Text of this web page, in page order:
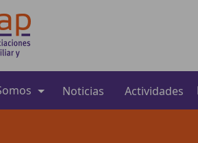
Noticias Actividades